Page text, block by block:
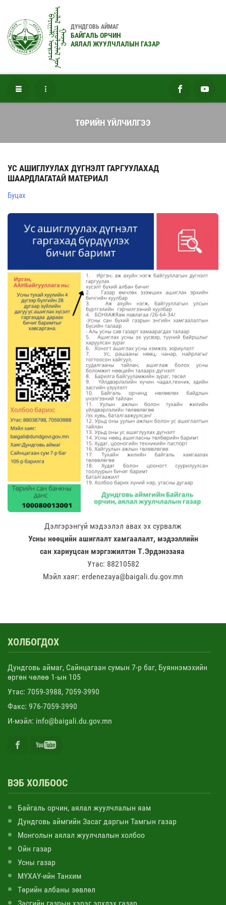
ᠪᠠᠶᠢᠭᠠᠯᠢ ᠣᠷᠴᠢᠨᠠᠶᠠᠯᠠᠯ ᠵᠢᠭᠤᠯᠴᠢᠯᠠᠯ ᠤ᠋ᠨᠭᠠᠵᠠᠷ
ДУНДГОВЬ АЙМАГ
БАЙГАЛЬ ОРЧИН
АЯЛАЛ ЖУУЛЧЛАЛЫН ГАЗАР
ТӨРИЙН ҮЙЛЧИЛГЭЭ
УС АШИГЛУУЛАХ ДҮГНЭЛТ ГАРГУУЛАХАД
ШААРДЛАГАТАЙ МАТЕРИАЛ
Буцах
Дэлгэрэнгүй мэдээлэл авах эх сурвалж
Усны нөөцийн ашиглалт хамгаалалт, мэдээллийн
сан хариуцсан мэргэжилтэн Т.Эрдэнэзаяа
Утас: 88210582
Мэйл хаяг: erdenezaya@baigali.du.gov.mn
ХОЛБОГДОХ
Дундговь аймаг, Сайнцагаан сумын 7-р баг, Буяннэмэхийн
өргөн чөлөө 1-ын 105
Утас: 7059-3988, 7059-3990
Факс: 976-7059-3990
И-мэйл: info@baigali.du.gov.mn
ВЭБ ХОЛБООС
Байгаль орчин, аялал жуулчлалын яам
Дундговь аймгийн Засаг даргын Тамгын газар
Монголын аялал жуулчлалын холбоо
Ойн газар
Усны газар
МҮХАҮ-ийн Танхим
Төрийн албаны зөвлөл
Засгийн газрын хэрэг эрхлэх газар